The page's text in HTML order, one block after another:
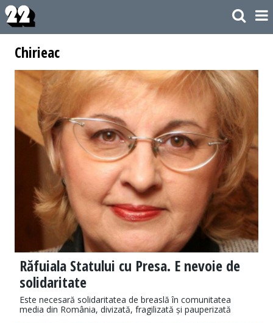
Chirieac
Răfuiala Statului cu Presa. E nevoie de
solidaritate
Este necesară solidaritatea de breaslă în comunitatea
media din România, divizată, fragilizată și pauperizată